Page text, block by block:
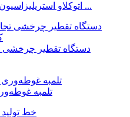
اتوکلاو استریلیزاسیون بخار برای ساردینگ و ...
دستگاه تقطیر چرخشی
تلمبه